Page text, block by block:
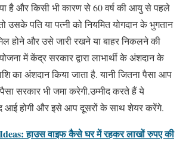
है और किसी भी कारण से 60 वर्ष की आयु से पहले
उसके पति या पत्नी को नियमित योगदान के भुगतान
होने और उसे जारी रखने या बाहर निकलने की
में केंद्र सरकार द्वारा लाभार्थी के अंशदान के
का अंशदान किया जाता है. यानी जितना पैसा आप
सरकार भी जमा करेगी.उम्मीद करते हैं ये
आई होगी और इसे आप दूसरों के साथ शेयर करेंगे.
हाउस वाइफ कैसे घर में रहकर लाखों रुपए की